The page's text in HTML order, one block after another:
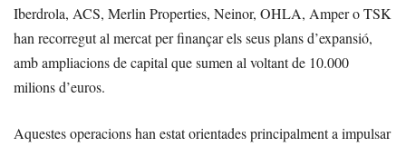
Iberdrola, ACS, Merlin Properties, Neinor, OHLA, Amper o TSK
han recorregut al mercat per finançar els seus plans d’expansió,
amb ampliacions de capital que sumen al voltant de 10.000
milions d’euros.
Aquestes operacions han estat orientades principalment a impulsar